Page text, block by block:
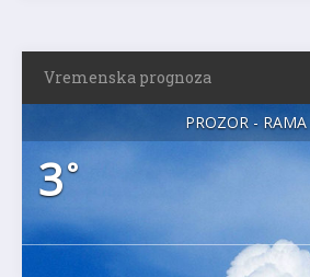
Vremenska prognoza
PROZOR - RAMA
3°